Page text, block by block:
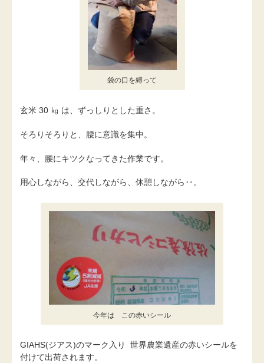
袋の口を縛って
玄米 30 ㎏ は、ずっしりとした重さ。
そろりそろりと、腰に意識を集中。
年々、腰にキツクなってきた作業です。
用心しながら、交代しながら、休憩しながら‥。
今年は この赤いシール
GIAHS(ジアス)のマーク入り 世界農業遺産の赤いシールを
付けて出荷されます。